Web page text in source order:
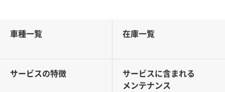
車種一覧 在庫一覧
サービスの特徴
サービスに含まれる
メンテナンス